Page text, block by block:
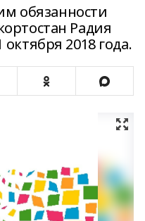
обязанности
Радия
2018 года.